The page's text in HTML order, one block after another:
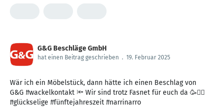
G&G Beschläge GmbH
hat einen Beitrag geschrieben . 19. Februar 2025
Wär ich ein Möbelstück, dann hätte ich einen Beschlag von
G&G #wackelkontakt 🔦 Wir sind trotz Fasnet für euch da 🥳🧙‍♀️
#glückselige #fünftejahreszeit #narrinarro